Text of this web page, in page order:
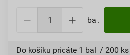
bal.
Do košíku pridáte 1 bal. / 200 ks